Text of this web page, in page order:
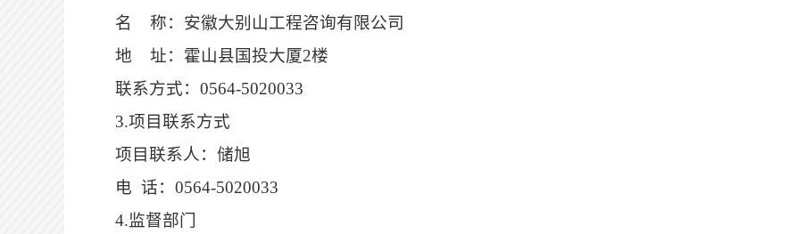
名
称：安徽大别山工程咨询有限公司
地
址：霍山县国投大厦2楼
联系方式：0564-5020033
3.项目联系方式
项目联系人：储旭
电 话：0564-5020033
4.监督部门